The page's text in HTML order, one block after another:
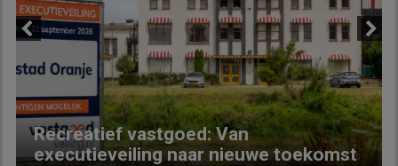
Recreatief vastgoed: Van
executieveiling naar nieuwe toekomst
Next